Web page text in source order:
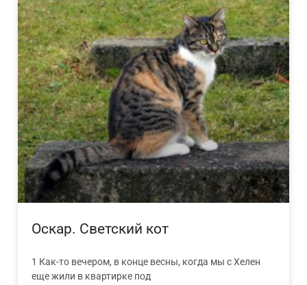
Оскар. Светский кот
1 Как-то вечером, в конце весны, когда мы с Хелен
еще жили в квартирке под